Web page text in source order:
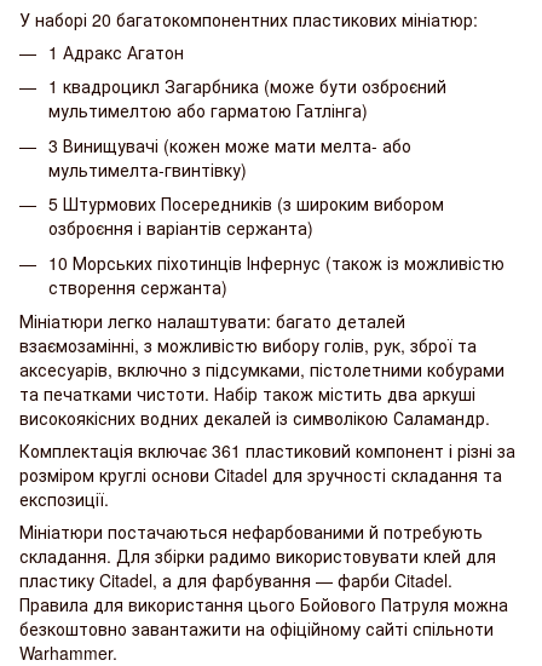
У наборі 20 багатокомпонентних пластикових мініатюр:
1 Адракс Агатон
1 квадроцикл Загарбника (може бути озброєний
мультимелтою або гарматою Гатлінга)
3 Винищувачі (кожен може мати мелта- або
мультимелта-гвинтівку)
5 Штурмових Посередників (з широким вибором
озброєння і варіантів сержанта)
10 Морських піхотинців Інфернус (також із можливістю
створення сержанта)
Мініатюри легко налаштувати: багато деталей
взаємозамінні, з можливістю вибору голів, рук, зброї та
аксесуарів, включно з підсумками, пістолетними кобурами
та печатками чистоти. Набір також містить два аркуші
високоякісних водних декалей із символікою Саламандр.
Комплектація включає 361 пластиковий компонент і різні за
розміром круглі основи Citadel для зручності складання та
експозиції.
Мініатюри постачаються нефарбованими й потребують
складання. Для збірки радимо використовувати клей для
пластику Citadel, а для фарбування — фарби Citadel.
Правила для використання цього Бойового Патруля можна
безкоштовно завантажити на офіційному сайті спільноти
Warhammer.